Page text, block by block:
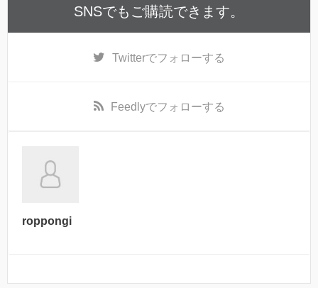
SNSでもご購読できます。
Twitterでフォローする
Feedlyでフォローする
roppongi